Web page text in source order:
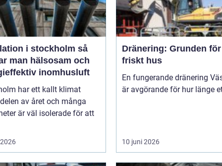
i stockholm så
man hälsosam och
inomhusluft
har ett kallt klimat
av året och många
är väl isolerade för att
Dränering: Grunden
friskt hus
En fungerande dränering
är avgörande för hur länge
10 juni 2026